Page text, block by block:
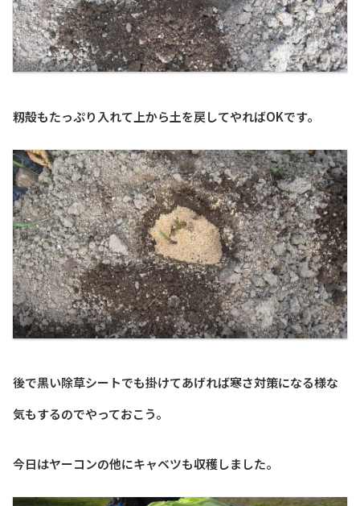
籾殻もたっぷり入れて上から土を戻してやればOKです。
後で黒い除草シートでも掛けてあげれば寒さ対策になる様な
気もするのでやっておこう。
今日はヤーコンの他にキャベツも収穫しました。